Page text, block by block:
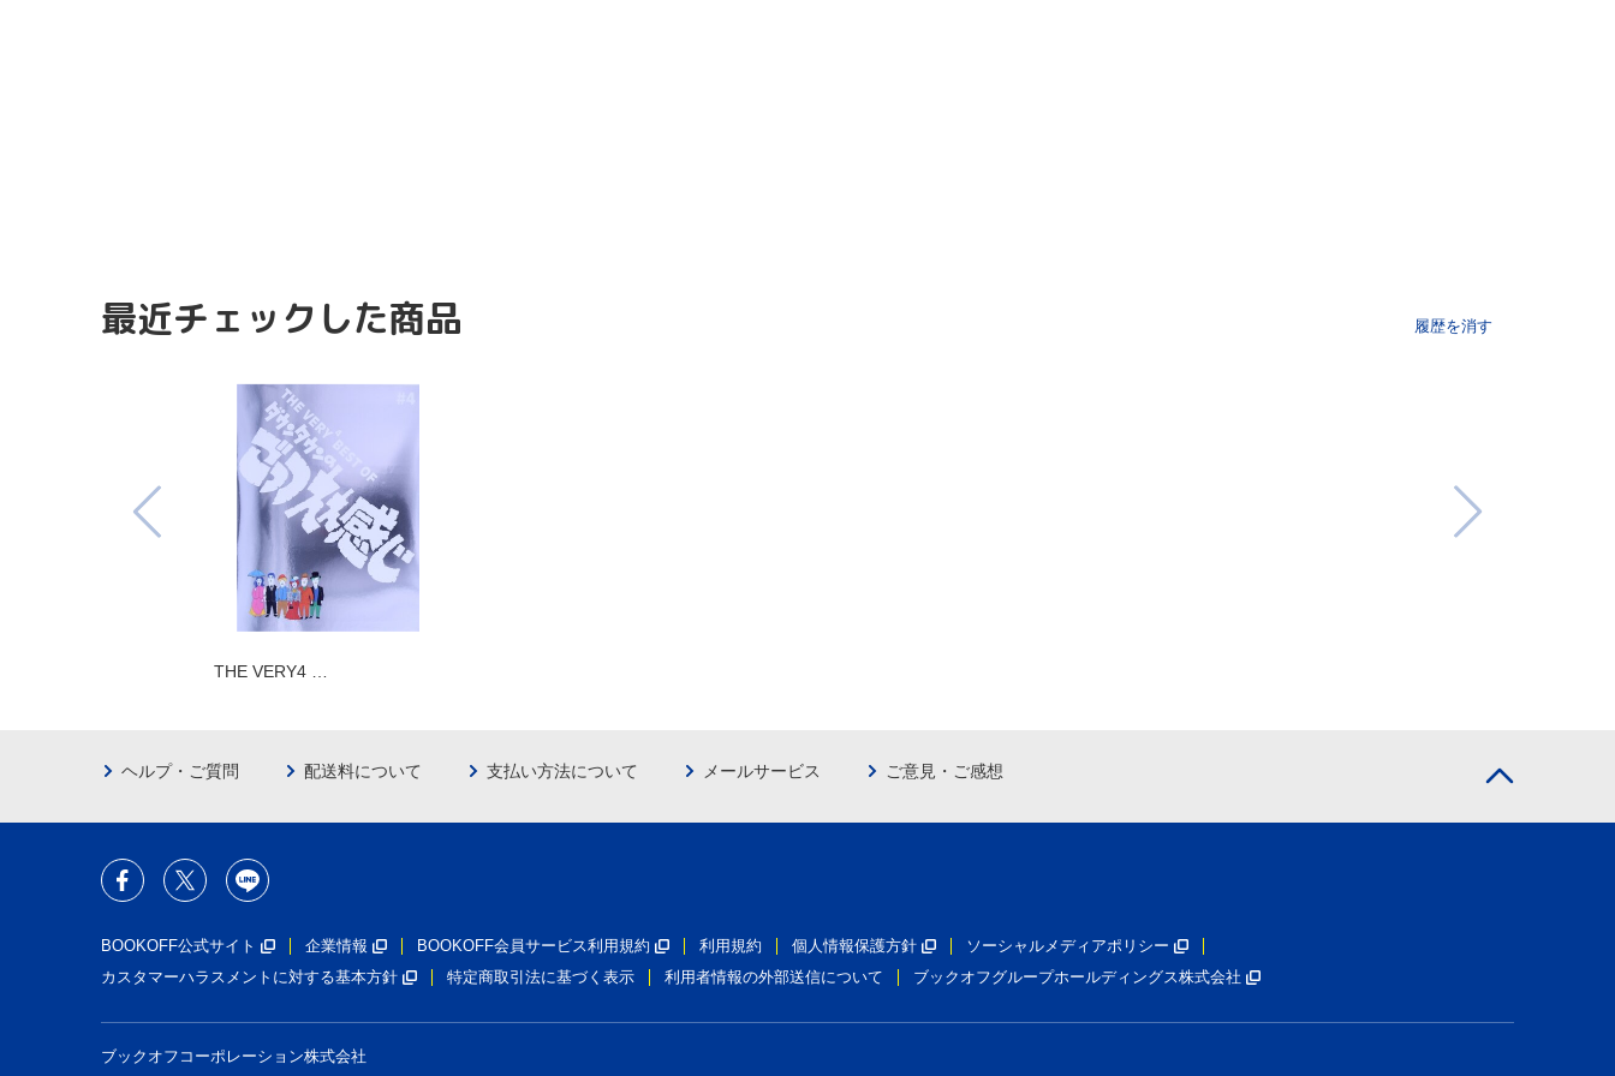
最近チェックした商品 履歴を消す
THE VERY4 …
ヘルプ・ご質問 配送料について 支払い方法について メールサービス ご意見・ご感想
BOOKOFF公式サイト 企業情報 BOOKOFF会員サービス利用規約 利用規約 個人情報保護方針
ソーシャルメディアポリシー
カスタマーハラスメントに対する基本方針
特定商取引法に基づく表示 利用者情報の外部送信について ブックオフグループホールディングス株式会社
ブックオフコーポレーション株式会社